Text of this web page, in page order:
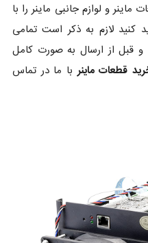
ماینر و لوازم جانبی ماینر را با
کنید لازم به ذکر است تمامی
و قبل از ارسال به صورت کامل
قطعات ماینر با ما در تماس